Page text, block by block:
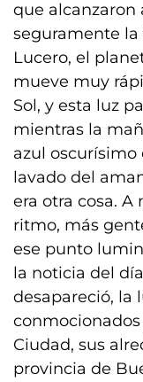
que alcanzaron
seguramente
Lucero, el
mueve muy
Sol, y esta luz
mientras la
azul oscurísimo
lavado del
era otra cosa.
ritmo, más
ese punto
la noticia del
desapareció, la
Ciudad, sus
provincia de